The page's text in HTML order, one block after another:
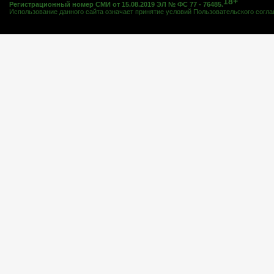
Регистрационный номер СМИ от 15.08.2019 ЭЛ № ФС 77 - 76485.
Использование данного сайта означает принятие условий Пользовательского